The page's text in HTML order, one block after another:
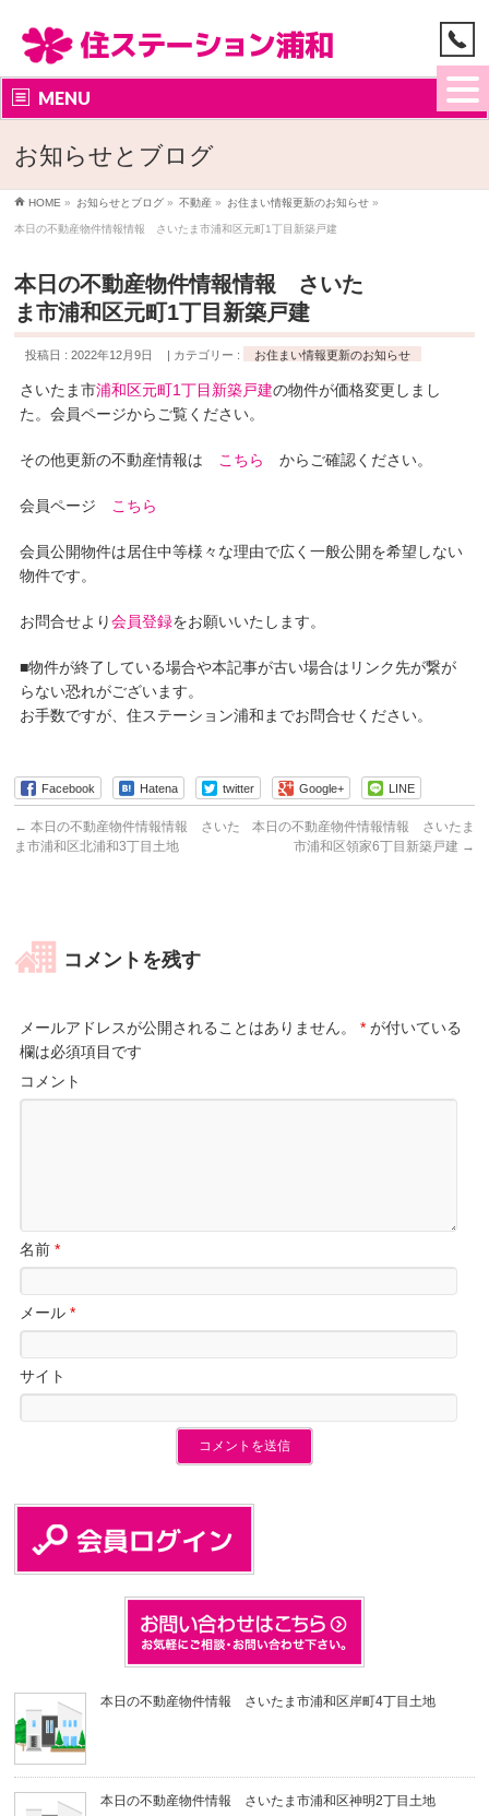
MENU
お知らせとブログ
HOME » お知らせとブログ » 不動産 » お住まい情報更新のお知らせ »
本日の不動産物件情報情報 さいたま市浦和区元町1丁目新築戸建
本日の不動産物件情報情報 さいた
ま市浦和区元町1丁目新築戸建
投稿日 : 2022年12月9日 カテゴリー : お住まい情報更新のお知らせ
さいたま市浦和区元町1丁目新築戸建の物件が価格変更しまし
た。会員ページからご覧ください。
その他更新の不動産情報は こちら からご確認ください。
会員ページ こちら
会員公開物件は居住中等様々な理由で広く一般公開を希望しない
物件です。
お問合せより会員登録をお願いいたします。
■物件が終了している場合や本記事が古い場合はリンク先が繋が
らない恐れがございます。
お手数ですが、住ステーション浦和までお問合せください。
Facebook Hatena twitter Google+ LINE
← 本日の不動産物件情報情報 さいた
ま市浦和区北浦和3丁目土地
本日の不動産物件情報情報 さいたま
市浦和区領家6丁目新築戸建 →
コメントを残す
メールアドレスが公開されることはありません。 * が付いている
欄は必須項目です
コメント
名前*
メール*
サイト
本日の不動産物件情報 さいたま市浦和区岸町4丁目土地
本日の不動産物件情報 さいたま市浦和区神明2丁目土地